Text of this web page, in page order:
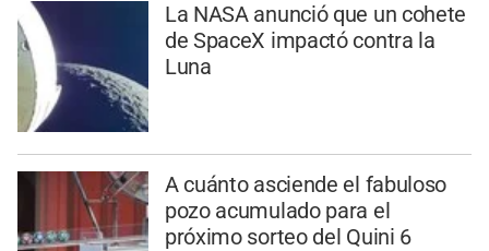
La NASA anunció que un cohete
de SpaceX impactó contra la
Luna
A cuánto asciende el fabuloso
pozo acumulado para el
próximo sorteo del Quini 6